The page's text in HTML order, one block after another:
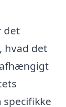
det
hvad det